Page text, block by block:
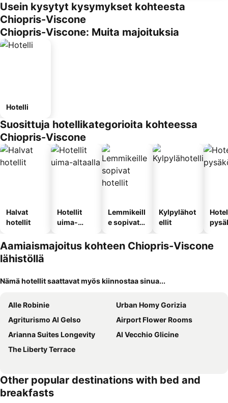
Usein kysytyt kysymykset kohteesta
Chiopris-Viscone
Chiopris-Viscone: Muita majoituksia
Hotelli
Suosittuja hotellikategorioita kohteessa
Chiopris-Viscone
Halvat
hotellit
Hotellit
uima-
Lemmikeill
e sopivat
Kylpylähot
ellit
Aamiaismajoitus kohteen Chiopris-Viscone
lähistöllä
Nämä hotellit saattavat myös kiinnostaa sinua...
Alle Robinie
Urban Homy Gorizia
Agriturismo Al Gelso
Airport Flower Rooms
Arianna Suites Longevity
Al Vecchio Glicine
The Liberty Terrace
Other popular destinations with bed and
breakfasts